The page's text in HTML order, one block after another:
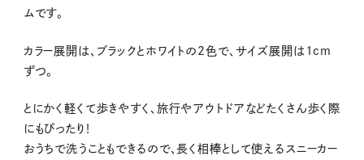
ムです。
カラー展開は、ブラックとホワイトの2色で、サイズ展開は1cm
ずつ。
とにかく軽くて歩きやすく、旅行やアウトドアなどたくさん歩く際
にもぴったり！
おうちで洗うこともできるので、長く相棒として使えるスニーカー